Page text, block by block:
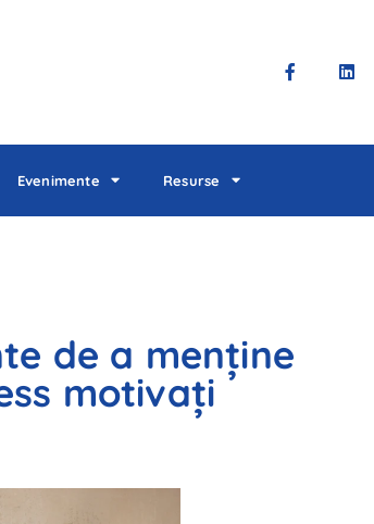
Evenimente Resurse
de a menține
motivați